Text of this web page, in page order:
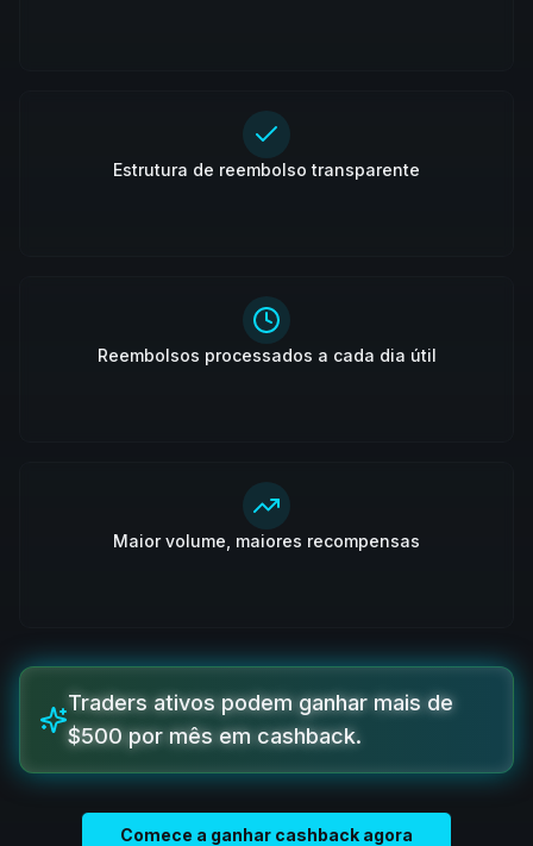
Estrutura de reembolso transparente
Reembolsos processados a cada dia útil
Maior volume, maiores recompensas
Traders ativos podem ganhar mais de
$500 por mês em cashback.
Comece a ganhar cashback agora